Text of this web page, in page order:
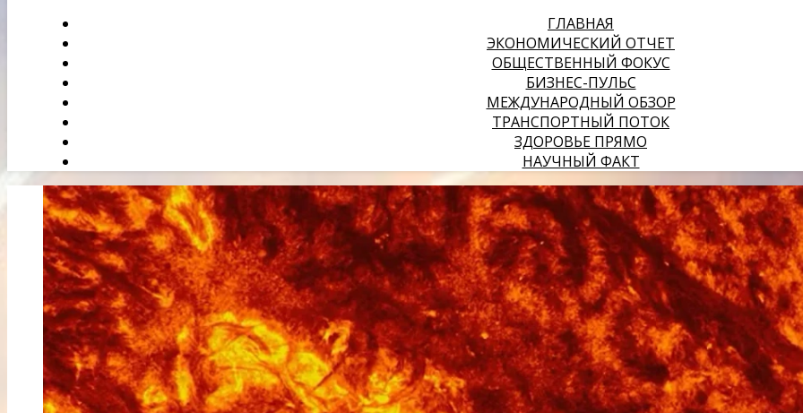
ГЛАВНАЯ
ЭКОНОМИЧЕСКИЙ ОТЧЕТ
ОБЩЕСТВЕННЫЙ ФОКУС
БИЗНЕС-ПУЛЬС
МЕЖДУНАРОДНЫЙ ОБЗОР
ТРАНСПОРТНЫЙ ПОТОК
ЗДОРОВЬЕ ПРЯМО
НАУЧНЫЙ ФАКТ